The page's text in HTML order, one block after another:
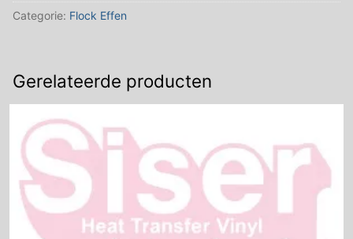
x
Categorie: Flock Effen
Gerelateerde producten